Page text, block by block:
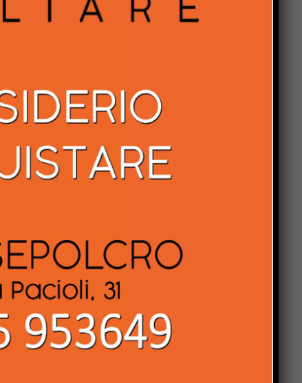
Website:
Un abbraccio del Papa da
portare nel cuore per tutta la
vita
Due anziani, un finto
poliziotto e un inseguimento
sulla E45